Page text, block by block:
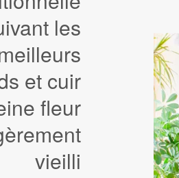
les
et cuir
fleur
vieilli